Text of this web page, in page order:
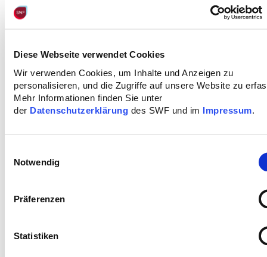
Diese Webseite verwendet Cookies
Wir verwenden Cookies, um Inhalte und Anzeigen zu
personalisieren, und die Zugriffe auf unsere Website zu
Mehr Informationen finden Sie unter
der Datenschutzerklärung des SWF und im Impressum
Notwendig
Präferenzen
Statistiken